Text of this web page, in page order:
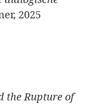
2025
the Rupture of